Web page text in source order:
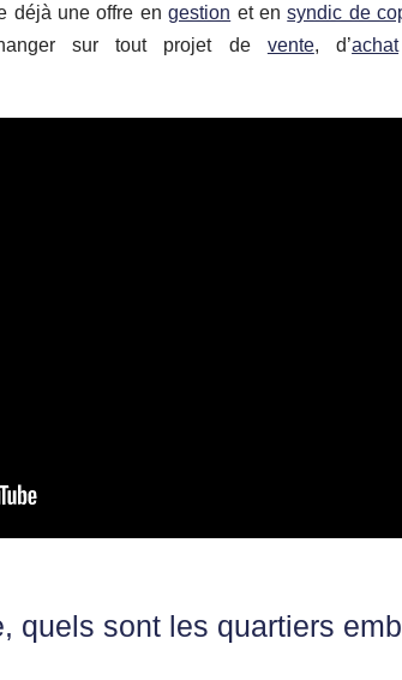
déjà une offre engestion et ensyndic de
sur tout projet de vente, d’achat
quels sont les quartiers